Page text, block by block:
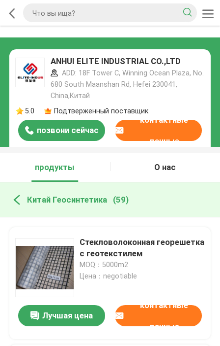
ANHUI ELITE INDUSTRIAL CO.,LTD
ADD: 18F Tower C, Winning Ocean Plaza, No.
680 South Maanshan Rd, Hefei 230041,
China,Китай
5.0
Подтверженный поставщик
позвони сейчас
контактные
данные
продукты О нас
Китай Геосинтетика (59)
Стекловолоконная георешетка
с геотекстилем
MOQ：5000m2
Цена：negotiable
Лучшая цена
контактные
данные